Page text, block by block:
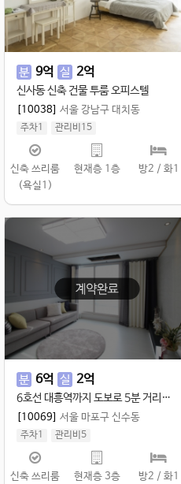
분 9억 실 2억
신사동 신축 건물 투룸 오피스텔
[10038] 서울 강남구 대치동
주차1
관리비15
실 60㎡
공 400㎡
신축 쓰리룸
(욕실1)
현재층 1층 방2 / 화1
분 6억 실 2억
6호선 대흥역까지 도보로 5분 거리에 위치한 신수동 복층! 2룸 입니다!^^
[10069] 서울 마포구 신수동
주차1
관리비5
실 99.01㎡
공 110㎡
신축 쓰리룸
현재층 3층 방2 / 화1